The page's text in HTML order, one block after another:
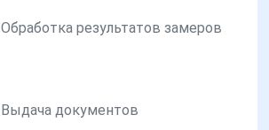
Обработка результатов замеров
Выдача документов